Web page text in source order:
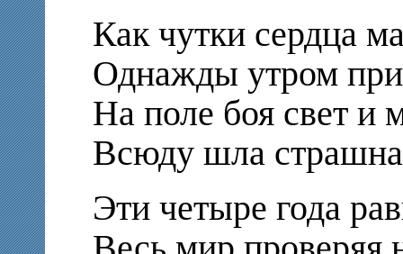
Как чутки сердца
Однажды утром
На поле боя свет и
Всюду шла
Эти четыре года